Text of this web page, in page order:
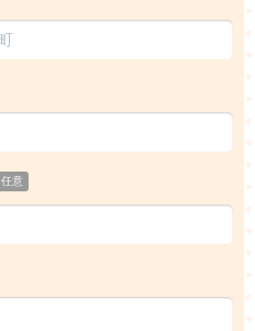
任意